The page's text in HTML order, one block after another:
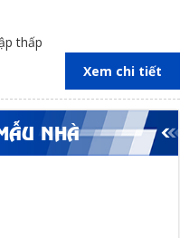
NHÀ
thấp
Xem chi tiết